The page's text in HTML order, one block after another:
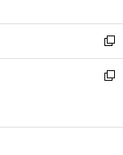
開
く
ウ
で
開
く
ン
ド
ウ
で
ウ
ィ
ン
ド
開
新
し
い
ン
新
ウ